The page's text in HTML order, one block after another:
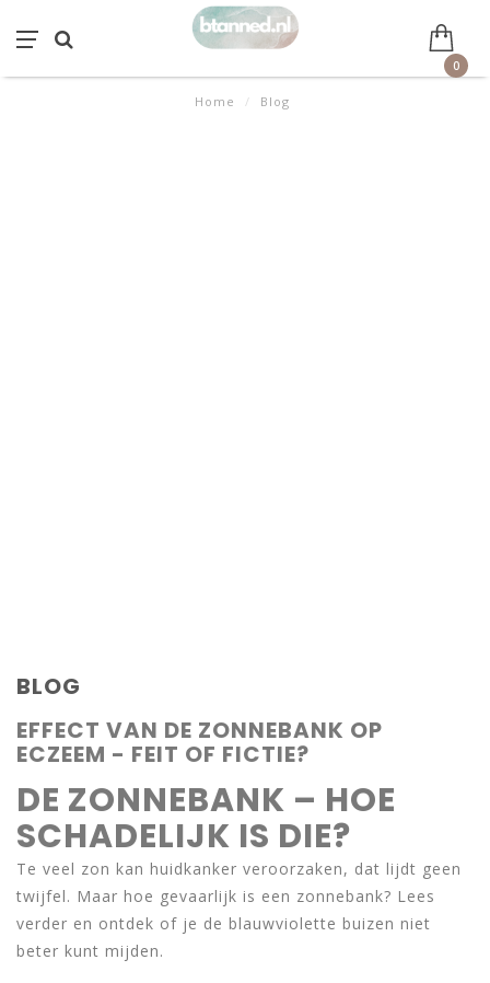
0
Home / Blog
BLOG
EFFECT VAN DE ZONNEBANK OP
ECZEEM - FEIT OF FICTIE?
DE ZONNEBANK – HOE
SCHADELIJK IS DIE?
Te veel zon kan huidkanker veroorzaken, dat lijdt geen
twijfel. Maar hoe gevaarlijk is een zonnebank? Lees
verder en ontdek of je de blauwviolette buizen niet
beter kunt mijden.